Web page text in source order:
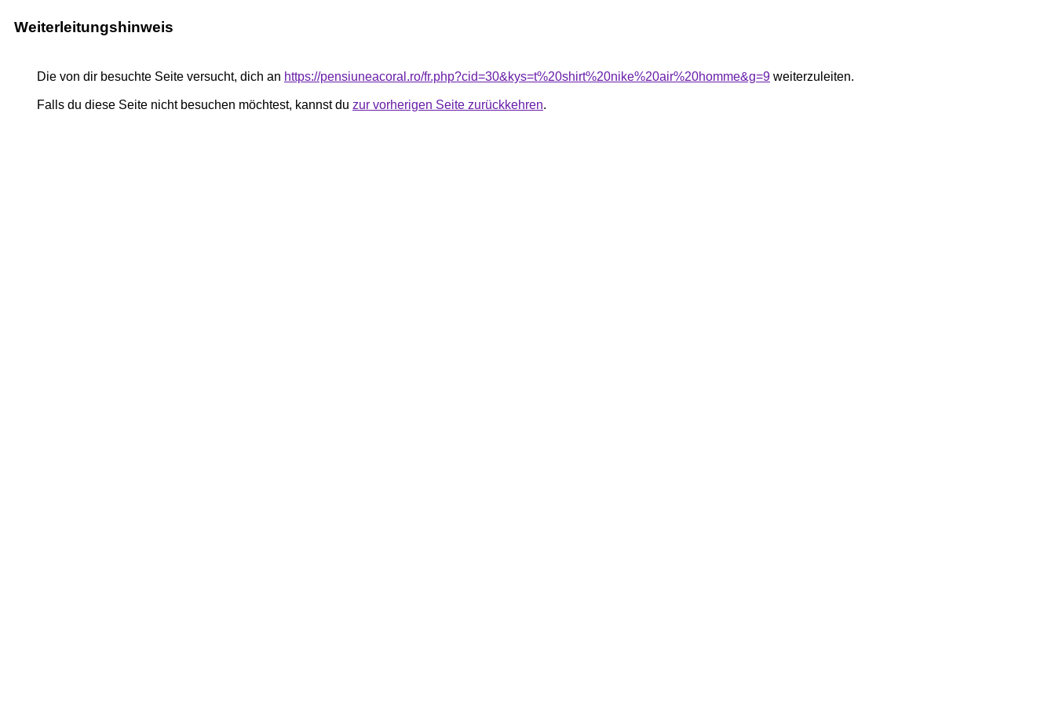
Weiterleitungshinweis
Die von dir besuchte Seite versucht, dich an https://pensiuneacoral.ro/fr.php?cid=30&kys=t%20shirt%20nike%20air%20homme&g=9 weiterzuleiten.
Falls du diese Seite nicht besuchen möchtest, kannst du zur vorherigen Seite zurückkehren.